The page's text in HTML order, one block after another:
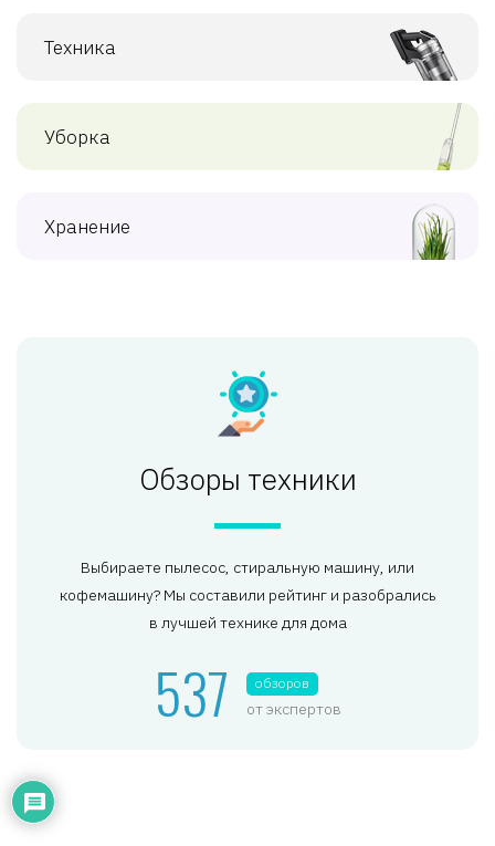
Техника
Уборка
Хранение
Обзоры техники
Выбираете пылесос, стиральную машину, или
кофемашину? Мы составили рейтинг и разобрались
в лучшей технике для дома
537 обзоров
от экспертов